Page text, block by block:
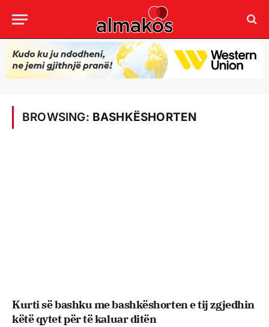
BROWSING: BASHKËSHORTEN
Kurti së bashku me bashkëshorten e tij zgjedhin
këtë qytet për të kaluar ditën